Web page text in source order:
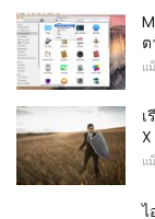
แ
แ
ไ